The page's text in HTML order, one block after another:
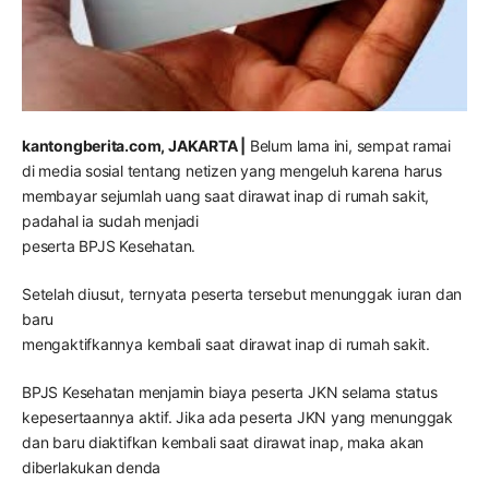
kantongberita.com, JAKARTA |
Belum lama ini, sempat ramai
di media sosial tentang netizen yang mengeluh karena harus
membayar sejumlah uang saat dirawat inap di rumah sakit,
padahal ia sudah menjadi
peserta BPJS Kesehatan.
Setelah diusut, ternyata peserta tersebut menunggak iuran dan
baru
mengaktifkannya kembali saat dirawat inap di rumah sakit.
BPJS Kesehatan menjamin biaya peserta JKN selama status
kepesertaannya aktif. Jika ada peserta JKN yang menunggak
dan baru diaktifkan kembali saat dirawat inap, maka akan
diberlakukan denda